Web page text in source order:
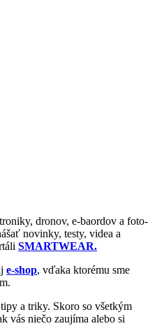
dronov, e-baordov a foto-
novinky, testy, videa a
SMARTWEAR.
e-shop, vďaka ktorému sme
a triky. Skoro so všetkým
vás niečo zaujíma alebo si